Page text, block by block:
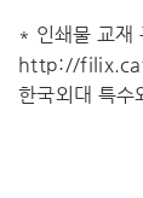
* 인쇄물 교재
http://
한국외대 특수